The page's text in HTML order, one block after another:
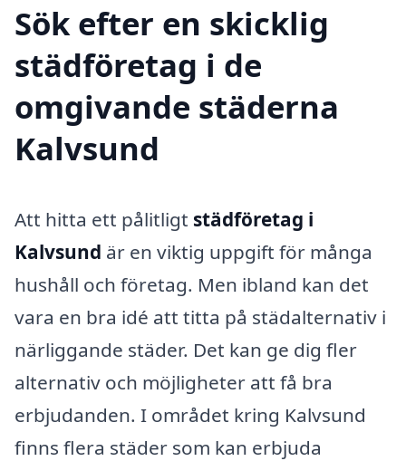
Sök efter en skicklig
städföretag i de
omgivande städerna
Kalvsund
Att hitta ett pålitligt städföretag i
Kalvsund är en viktig uppgift för många
hushåll och företag. Men ibland kan det
vara en bra idé att titta på städalternativ i
närliggande städer. Det kan ge dig fler
alternativ och möjligheter att få bra
erbjudanden. I området kring Kalvsund
finns flera städer som kan erbjuda